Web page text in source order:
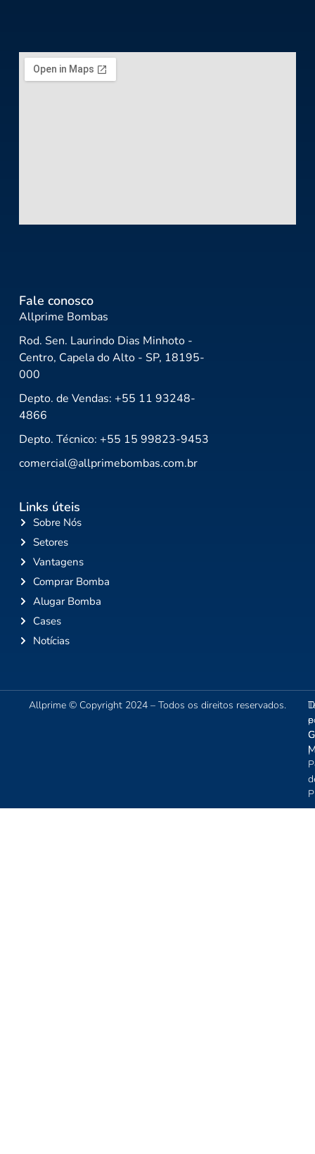
Links úteis
Sobre Nós
Setores
Vantagens
Comprar Bomba
Alugar Bomba
Cases
Notícias
Fale conosco
Allprime Bombas
Rod. Sen. Laurindo Dias Minhoto -
Centro, Capela do Alto - SP, 18195-
000
Depto. de Vendas: +55 11 93248-
4866
Depto. Técnico: +55 15 99823-9453
comercial@allprimebombas.com.br
Allprime © Copyright 2024 – Todos os direitos reservados.
e
|